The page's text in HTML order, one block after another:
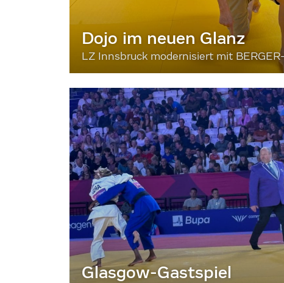
Dojo im neuen Glanz
LZ Innsbruck modernisiert mit
Glasgow-Gastspiel